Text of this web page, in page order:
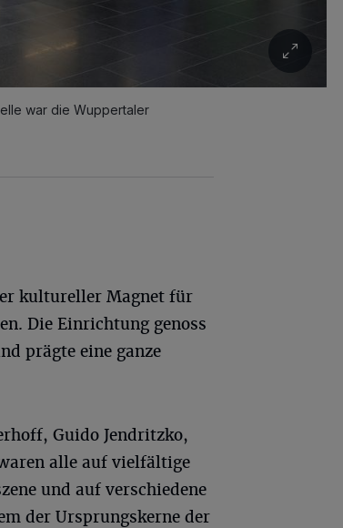
war die Wuppertaler
kultureller Magnet für
Die Einrichtung genoss
prägte eine ganze
Guido Jendritzko,
alle auf vielfältige
und auf verschiedene
der Ursprungskerne der